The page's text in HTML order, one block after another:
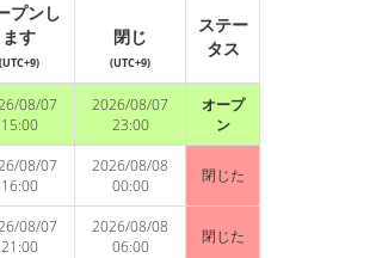
プンし
ます
(UTC+9)
閉じ
(UTC+9)
ステー
タス
08/07
15:00
2026/08/07
23:00
オープ
ン
08/07
16:00
2026/08/08
00:00
閉じた
08/07
21:00
2026/08/08
06:00
閉じた